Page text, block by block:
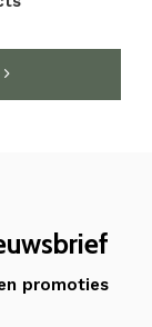
promoties